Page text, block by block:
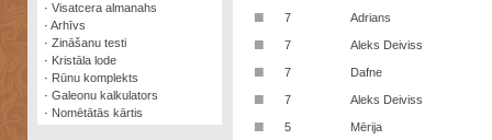
· Visatcera almanahs
· Arhīvs
· Zināšanu testi
· Kristāla lode
· Rūnu komplekts
· Galeonu kalkulators
· Nomētātās kārtis
■ 7 Adrians
■ 7 Aleks Deiviss
■ 7 Dafne
■ 7 Aleks Deiviss
■ 5 Mērija